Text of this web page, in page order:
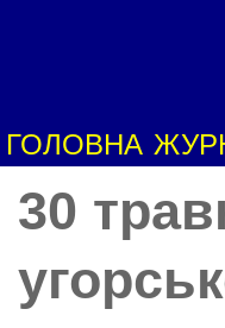
ГОЛОВНА
30